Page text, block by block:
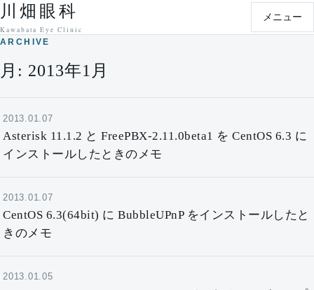
本文へ移動
川畑眼科
Kawabata Eye Clinic
メニュー
ARCHIVE
月: 2013年1月
2013.01.07
Asterisk 11.1.2 と FreePBX-2.11.0beta1 を CentOS 6.3 に
インストールしたときのメモ
2013.01.07
CentOS 6.3(64bit) に BubbleUPnP をインストールしたと
きのメモ
2013.01.05